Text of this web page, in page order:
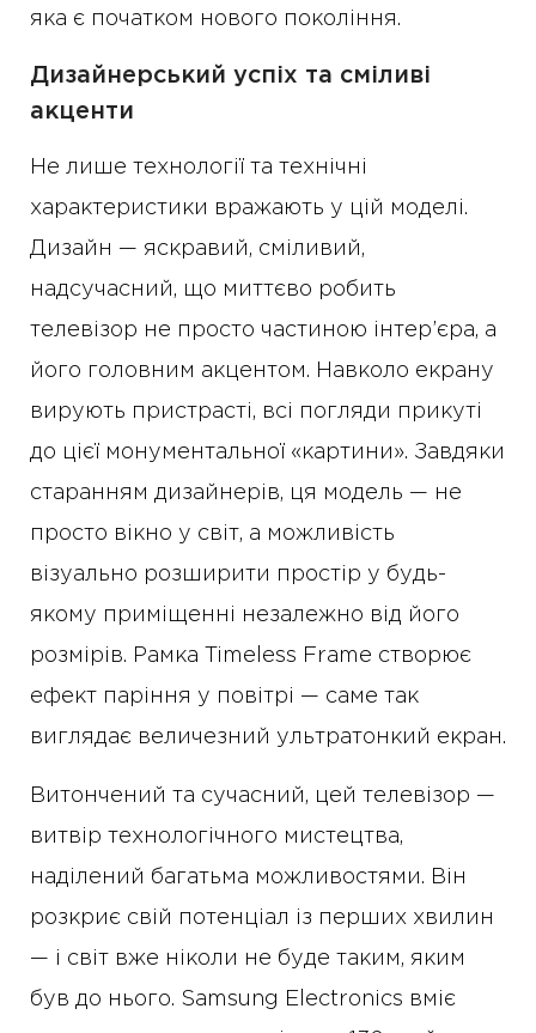
яка є початком нового покоління.
Дизайнерський успіх та сміливі
акценти
Не лише технології та технічні
характеристики вражають у цій моделі.
Дизайн — яскравий, сміливий,
надсучасний, що миттєво робить
телевізор не просто частиною інтер’єра, а
його головним акцентом. Навколо екрану
вирують пристрасті, всі погляди прикуті
до цієї монументальної «картини». Завдяки
старанням дизайнерів, ця модель — не
просто вікно у світ, а можливість
візуально розширити простір у будь-
якому приміщенні незалежно від його
розмірів. Рамка Timeless Frame створює
ефект паріння у повітрі — саме так
виглядає величезний ультратонкий екран.
Витончений та сучасний, цей телевізор —
витвір технологічного мистецтва,
наділений багатьма можливостями. Він
розкриє свій потенціал із перших хвилин
— і світ вже ніколи не буде таким, яким
був до нього. Samsung Electronics вміє